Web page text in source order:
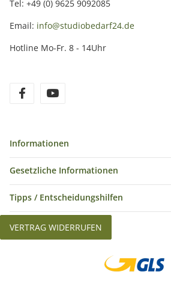
Tel: +49 (0) 9625 9092085
Email: info@studiobedarf24.de
Hotline Mo-Fr. 8 - 14Uhr
Informationen
Gesetzliche Informationen
Tipps / Entscheidungshilfen
VERTRAG WIDERRUFEN